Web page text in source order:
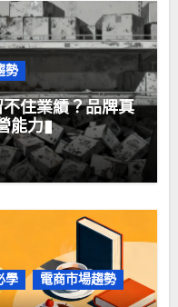
勢
住業績？品牌真
能力▮
學 電商市場趨勢